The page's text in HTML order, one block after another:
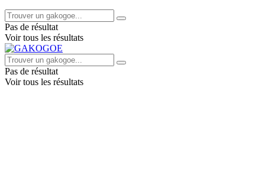
Pas de résultat
Voir tous les résultats
Pas de résultat
Voir tous les résultats